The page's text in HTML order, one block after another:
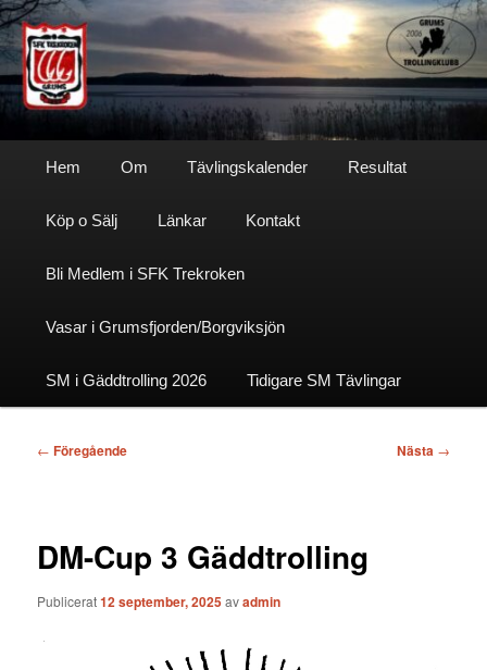
Hoppa
till
primärt
innehållSfktrekroken
Hem Om Tävlingskalender Resultat
Köp o Sälj Länkar Kontakt
Bli Medlem i SFK Trekroken
Vasar i Grumsfjorden/Borgviksjön
SM i Gäddtrolling 2026 Tidigare SM Tävlingar
Inläggsnavigering
← Föregående Nästa →
DM-Cup 3 Gäddtrolling
Publicerat12 september, 2025avadmin